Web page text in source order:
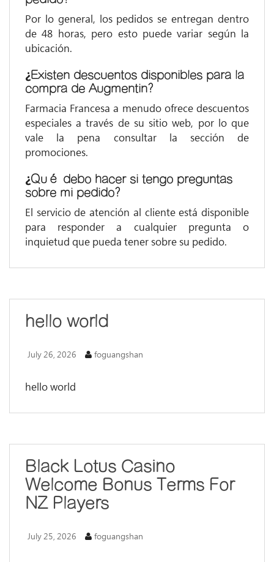
Por lo general, los pedidos se entregan dentro
de 48 horas, pero esto puede variar según la
ubicación.
¿Existen descuentos disponibles para la
compra de Augmentin?
Farmacia Francesa a menudo ofrece descuentos
especiales a través de su sitio web, por lo que
vale la pena consultar la sección de
promociones.
¿Qué debo hacer si tengo preguntas
sobre mi pedido?
El servicio de atención al cliente está disponible
para responder a cualquier pregunta o
inquietud que pueda tener sobre su pedido.
hello world
July 26, 2026 foguangshan
hello world
Black Lotus Casino
Welcome Bonus Terms For
NZ Players
July 25, 2026 foguangshan